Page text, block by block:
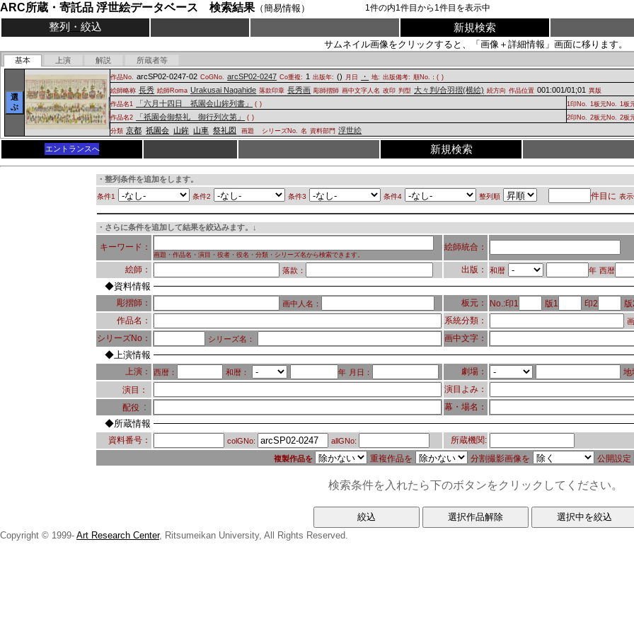
ARC所蔵・寄託品 浮世絵データベース 検索結果（簡易情報） 1件の内1件目から 1件目を表示中
整列・絞込 新規検索
サムネイル画像をクリックすると、「画像＋詳細情報」画面に移ります。
基本 上演 解説 所蔵者等
選
ぶ
作品No. arcSP02-0247-02 CoGNo. arcSP02-0247 Co重複: 1 出版年: () 月日 ・ 地: 出版備考: 順No.：( )
絵師略称 長秀 絵師Roma Urakusai Nagahide 落款印章 長秀画 彫師摺師 画中文字人名 改印 判型 大々判/合羽摺(横絵) 続方向 作品位置 001:001/01;01
異版
作品名1
「六月十四日 祇園会山鉾列書」 ( ) 1印No. 1板元No. 1板
作品名2 「祇園会御祭礼 御行列次第」 ( ) 2印No. 2板元No. 2板
分類 京都 祇園会 山鉾 山車 祭礼図 画題 シリーズNo. 名 資料部門 浮世絵
エントランスへ 新規検索
・整列条件を追加をします。
条件1 条件2 条件3 条件4 整列順 件目に 表
・さらに条件を追加して結果を絞込みます。↓
キーワード：
画題・作品名・演目・役者・役名・分類・シリーズ名から検索できます。
絵師統合：
絵師： 落款： 出版： 和暦 年 西暦
◆資料情報
彫摺師： 画中人名： 板元： No.:印1 版1 印2
作品名： 系統分類：
シリーズNo： シリーズ名： 画中文字：
◆上演情報
上演： 西暦： 和暦： 年 月日： 劇場：
地
演目：
演目よみ：
配役 ： 幕・場名：
◆所蔵情報
資料番号： colGNo: allGNo: 所蔵機関:
複製作品を 重複作品を 分割撮影画像を 公開設定
検索条件を入れたら下のボタンをクリックしてください。
Copyright © 1999- Art Research Center, Ritsumeikan University, All Rights Reserved.